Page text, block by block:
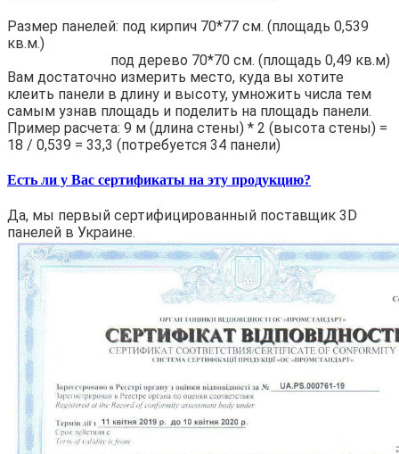
Размер панелей: под кирпич 70*77 см. (площадь 0,539
кв.м.)
под дерево 70*70 см. (площадь 0,49 кв.м)
Вам достаточно измерить место, куда вы хотите
клеить панели в длину и высоту, умножить числа тем
самым узнав площадь и поделить на площадь панели.
Пример расчета: 9 м (длина стены) * 2 (высота стены) =
18 / 0,539 = 33,3 (потребуется 34 панели)
Есть ли у Вас сертификаты на эту продукцию?
Да, мы первый сертифицированный поставщик 3D
панелей в Украине.